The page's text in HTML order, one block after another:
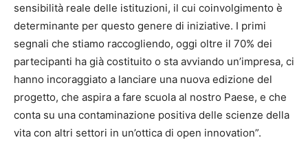
sensibilità reale delle istituzioni, il cui coinvolgimento è
determinante per questo genere di iniziative. I primi
segnali che stiamo raccogliendo, oggi oltre il 70% dei
partecipanti ha già costituito o sta avviando un’impresa, ci
hanno incoraggiato a lanciare una nuova edizione del
progetto, che aspira a fare scuola al nostro Paese, e che
conta su una contaminazione positiva delle scienze della
vita con altri settori in un’ottica di open innovation”.